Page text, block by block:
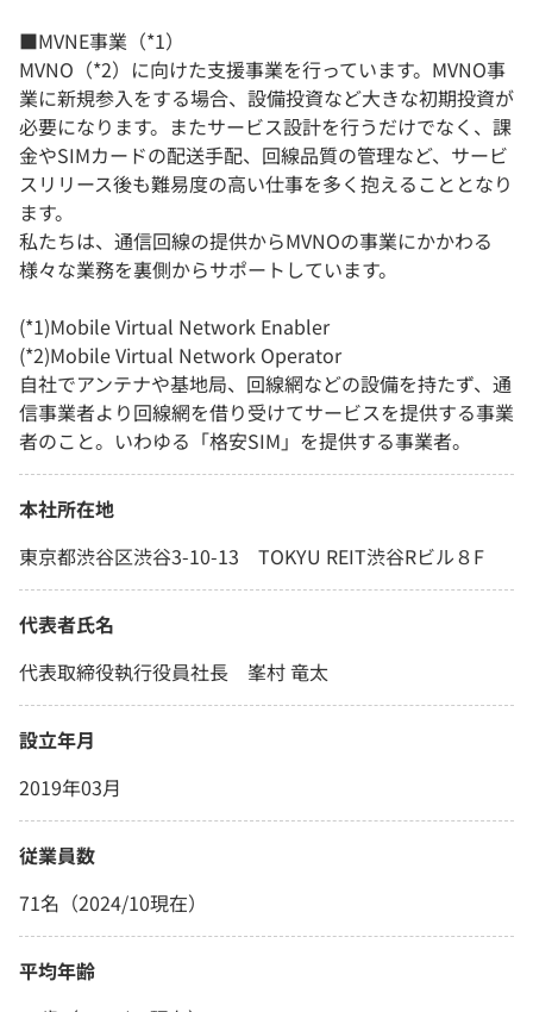
■MVNE事業（*1）
MVNO（*2）に向けた支援事業を行っています。MVNO事
業に新規参入をする場合、設備投資など大きな初期投資が
必要になります。またサービス設計を行うだけでなく、課
金やSIMカードの配送手配、回線品質の管理など、サービ
スリリース後も難易度の高い仕事を多く抱えることとなり
ます。
私たちは、通信回線の提供からMVNOの事業にかかわる
様々な業務を裏側からサポートしています。
(*1)Mobile Virtual Network Enabler
(*2)Mobile Virtual Network Operator
自社でアンテナや基地局、回線網などの設備を持たず、通
信事業者より回線網を借り受けてサービスを提供する事業
者のこと。いわゆる「格安SIM」を提供する事業者。
本社所在地
東京都渋谷区渋谷3-10-13 TOKYU REIT渋谷Rビル８F
代表者氏名
代表取締役執行役員社長 峯村 竜太
設立年月
2019年03月
従業員数
71名（2024/10現在）
平均年齢